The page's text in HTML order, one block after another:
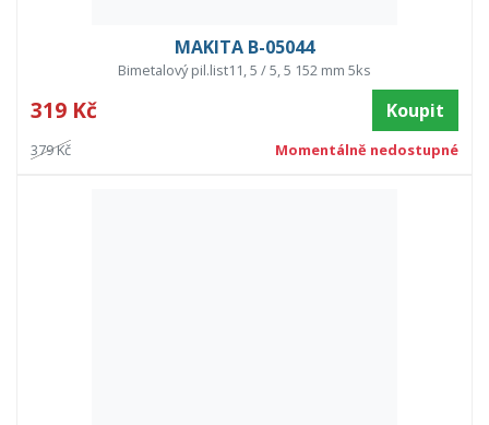
MAKITA B-05044
Bimetalový pil.list11, 5 / 5, 5 152 mm 5ks
319 Kč Koupit
379 Kč Momentálně nedostupné